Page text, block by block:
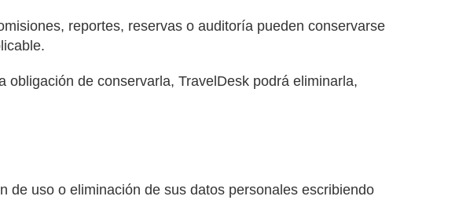
reportes, reservas o auditoría pueden conservarse
de conservarla, TravelDesk podrá eliminarla,
de uso o eliminación de sus datos personales escribiendo